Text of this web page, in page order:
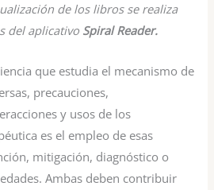
de los libros se realiza
del aplicativo Spiral Reader.
que estudia el mecanismo de
precauciones,
y usos de los
es el empleo de esas
mitigación, diagnóstico o
Ambas deben contribuir